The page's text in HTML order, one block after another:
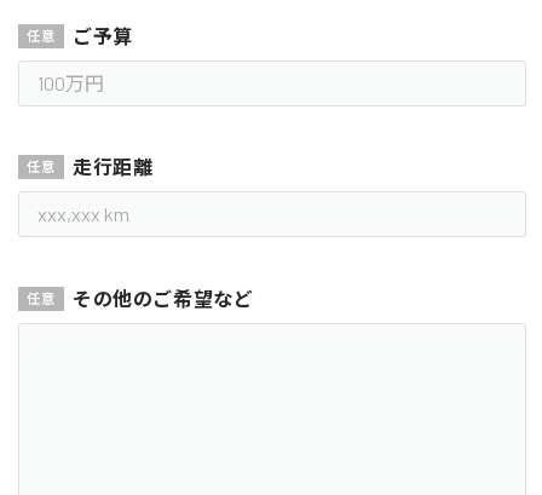
ご予算
走行距離
その他のご希望など